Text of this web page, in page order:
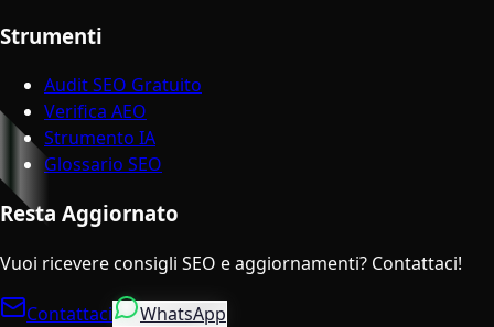
Strumenti
Audit SEO Gratuito
Verifica AEO
Strumento IA
Glossario SEO
Resta Aggiornato
Vuoi ricevere consigli SEO e aggiornamenti? Contattaci!
Contattaci
WhatsApp